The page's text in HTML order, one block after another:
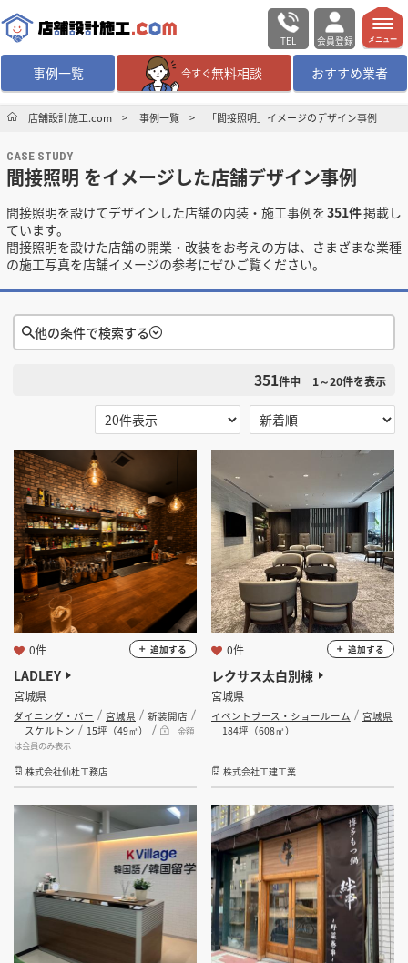
TEL 会員登録
事例一覧 今すぐ無料相談 おすすめ業者
無料相談 ログイン／会員登録
デザイン設計・施工 業者を探す
店舗・商業施設の施工事例を探す
マッチング案件一覧
店舗設計施工.comとは
掲載希望のデザイン設計・施工会社様へ
店舗開業・改装をご検討中の方へ
メニュー
店舗設計施工.com 事例一覧 「間接照明」イメージのデザイン事例
CASE STUDY
間接照明 をイメージした店舗デザイン事例
間接照明を設けてデザインした店舗の内装・施工事例を351件掲載し
ています。
間接照明を設けた店舗の開業・改装をお考えの方は、さまざまな業種
の施工写真を店舗イメージの参考にぜひご覧ください。
他の条件で検索する
検索条件をクリア
業種 選択する
設計・施工範囲 選択する
設計施工会社 選択する
会員ログインすると検索できます。
坪数
坪 ～ 坪
フリーワード
351件中 1～20件を表示
LADLEY
宮城県
ダイニング・バー 宮城県
新装開店
スケルトン
15坪（49㎡）
金額
は会員のみ表示
株式会社仙杜工務店
0件 追加する
レクサス太白別棟
宮城県
イベントブース・ショールーム
宮城県
184坪（608㎡）
株式会社工建工業
0件 追加する